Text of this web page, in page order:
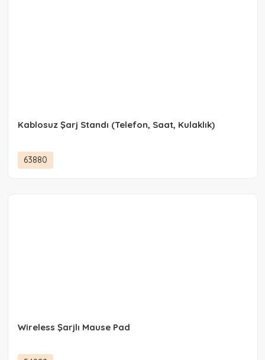
Kablosuz Şarj Standı (Telefon, Saat, Kulaklık)
63880
Wireless Şarjlı Mause Pad